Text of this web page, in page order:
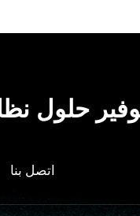
حلول
اتصل بنا